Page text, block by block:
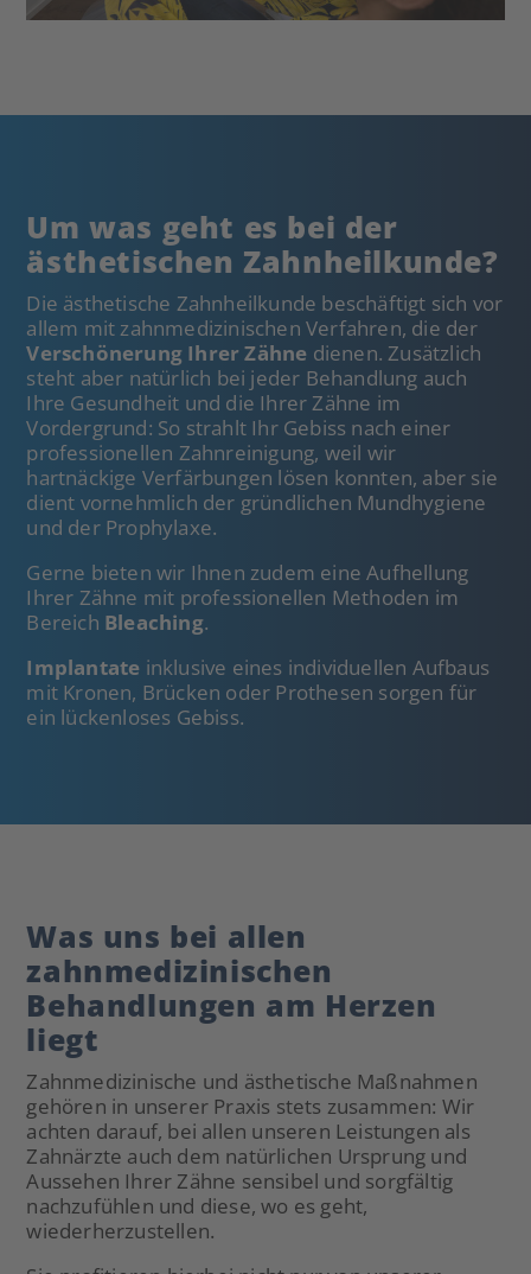
Um was geht es bei der
ästhetischen Zahnheilkunde?
Die ästhetische Zahnheilkunde beschäftigt sich vor
allem mit zahnmedizinischen Verfahren, die der
Verschönerung Ihrer Zähne dienen. Zusätzlich
steht aber natürlich bei jeder Behandlung auch
Ihre Gesundheit und die Ihrer Zähne im
Vordergrund: So strahlt Ihr Gebiss nach einer
professionellen Zahnreinigung, weil wir
hartnäckige Verfärbungen lösen konnten, aber sie
dient vornehmlich der gründlichen Mundhygiene
und der Prophylaxe.
Gerne bieten wir Ihnen zudem eine Aufhellung
Ihrer Zähne mit professionellen Methoden im
Bereich Bleaching.
Implantate inklusive eines individuellen Aufbaus
mit Kronen, Brücken oder Prothesen sorgen für
ein lückenloses Gebiss.
Was uns bei allen
zahnmedizinischen
Behandlungen am Herzen
liegt
Zahnmedizinische und ästhetische Maßnahmen
gehören in unserer Praxis stets zusammen: Wir
achten darauf, bei allen unseren Leistungen als
Zahnärzte auch dem natürlichen Ursprung und
Aussehen Ihrer Zähne sensibel und sorgfältig
nachzufühlen und diese, wo es geht,
wiederherzustellen.